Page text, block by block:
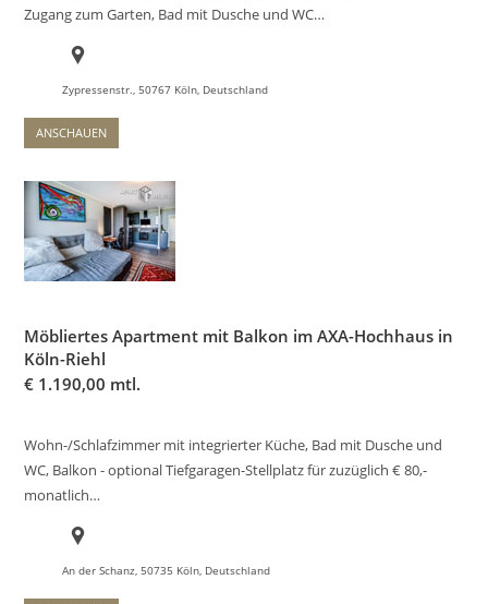
Zugang zum Garten, Bad mit Dusche und WC…
Zypressenstr., 50767 Köln, Deutschland
ANSCHAUEN
Möbliertes Apartment mit Balkon im AXA-Hochhaus in
Köln-Riehl
€ 1.190,00 mtl.
Wohn-/Schlafzimmer mit integrierter Küche, Bad mit Dusche und
WC, Balkon - optional Tiefgaragen-Stellplatz für zuzüglich € 80,-
monatlich…
An der Schanz, 50735 Köln, Deutschland